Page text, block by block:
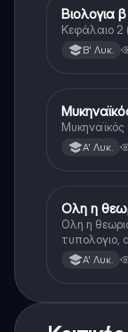
Βιολογία
Βιολογια
Κεφάλαιο 2
Β' Λυκ.
Ιστορία
Μυκηναϊκός
Α' Λυκ.
Ολη η
Ολη η
τυπολογιο,
για το
Α' Λυκ.